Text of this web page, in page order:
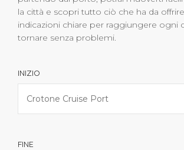
la città e scopri tutto ciò che ha da
indicazioni chiare per raggiungere ogni
tornare senza problemi.
INIZIO
FINE